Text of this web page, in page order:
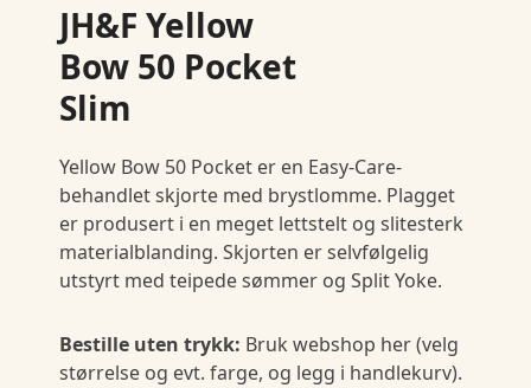
JH&F Yellow
Bow 50 Pocket
Slim
Yellow Bow 50 Pocket er en Easy-Care-
behandlet skjorte med brystlomme. Plagget
er produsert i en meget lettstelt og slitesterk
materialblanding. Skjorten er selvfølgelig
utstyrt med teipede sømmer og Split Yoke.
Bestille uten trykk: Bruk webshop her (velg
størrelse og evt. farge, og legg i handlekurv).